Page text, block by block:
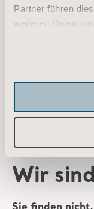
Partner führen
weiteren Daten
haben oder die
Wir